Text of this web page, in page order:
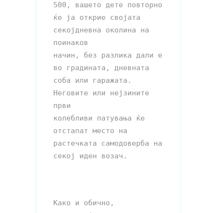
500, вашето дете повторно
ќе ја открие својата
секојдневна околина на
поинаков
начин, без разлика дали е
во градината, дневната
соба или гаражата.
Неговите или нејзините
први
колебливи патувања ќе
отстапат место на
растечката самодоверба на
секој иден возач.
Како и обично,